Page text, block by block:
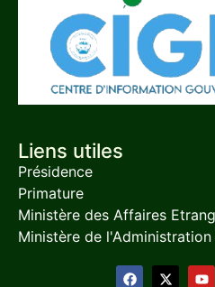
Liens utiles
Présidence
Primature
Ministère des Affaires
Ministère de